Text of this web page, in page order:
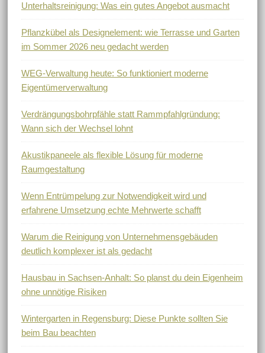
Unterhaltsreinigung: Was ein gutes Angebot ausmacht
Pflanzkübel als Designelement: wie Terrasse und Garten
im Sommer 2026 neu gedacht werden
WEG-Verwaltung heute: So funktioniert moderne
Eigentümerverwaltung
Verdrängungsbohrpfähle statt Rammpfahlgründung:
Wann sich der Wechsel lohnt
Akustikpaneele als flexible Lösung für moderne
Raumgestaltung
Wenn Entrümpelung zur Notwendigkeit wird und
erfahrene Umsetzung echte Mehrwerte schafft
Warum die Reinigung von Unternehmensgebäuden
deutlich komplexer ist als gedacht
Hausbau in Sachsen-Anhalt: So planst du dein Eigenheim
ohne unnötige Risiken
Wintergarten in Regensburg: Diese Punkte sollten Sie
beim Bau beachten